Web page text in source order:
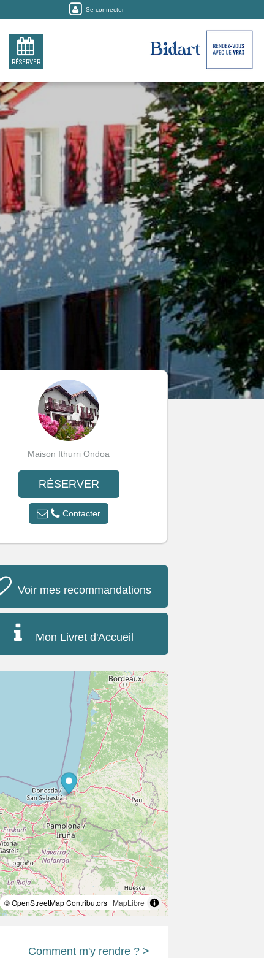
Se connecter
RÉSERVER
Maison Ithurri Ondoa
RÉSERVER
Contacter
Voir mes recommandations
Mon Livret d'Accueil
© OpenStreetMap Contributors | MapLibre
Comment m'y rendre ? >